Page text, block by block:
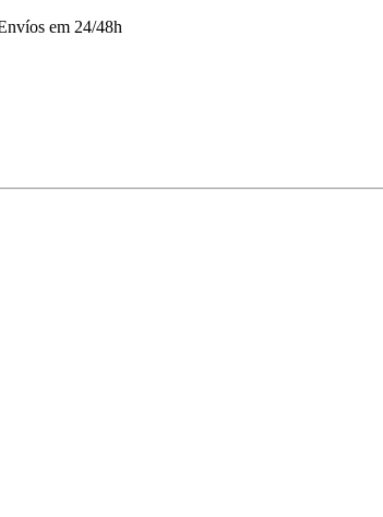
em 24/48h